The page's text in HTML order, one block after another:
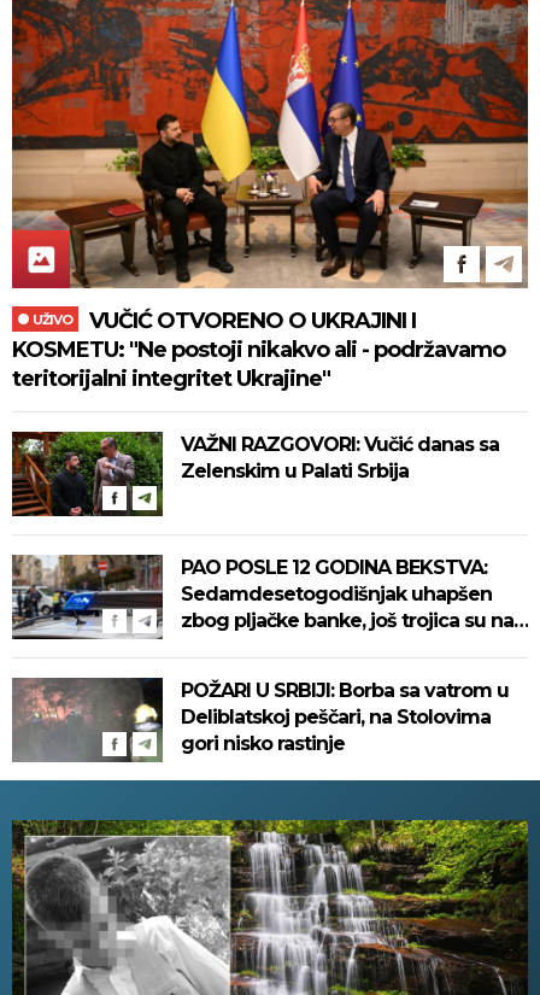
UŽIVO
KOSMETU: "Ne postoji nikakvo ali - podržavamo
teritorijalni integritet Ukrajine"
VAŽNI RAZGOVORI: Vučić danas sa
Zelenskim u Palati Srbija
PAO POSLE 12 GODINA BEKSTVA:
Sedamdesetogodišnjak uhapšen
zbog pljačke banke, još trojica su na
POŽARI U SRBIJI: Borba sa vatrom u
Deliblatskoj peščari, na Stolovima
gori nisko rastinje